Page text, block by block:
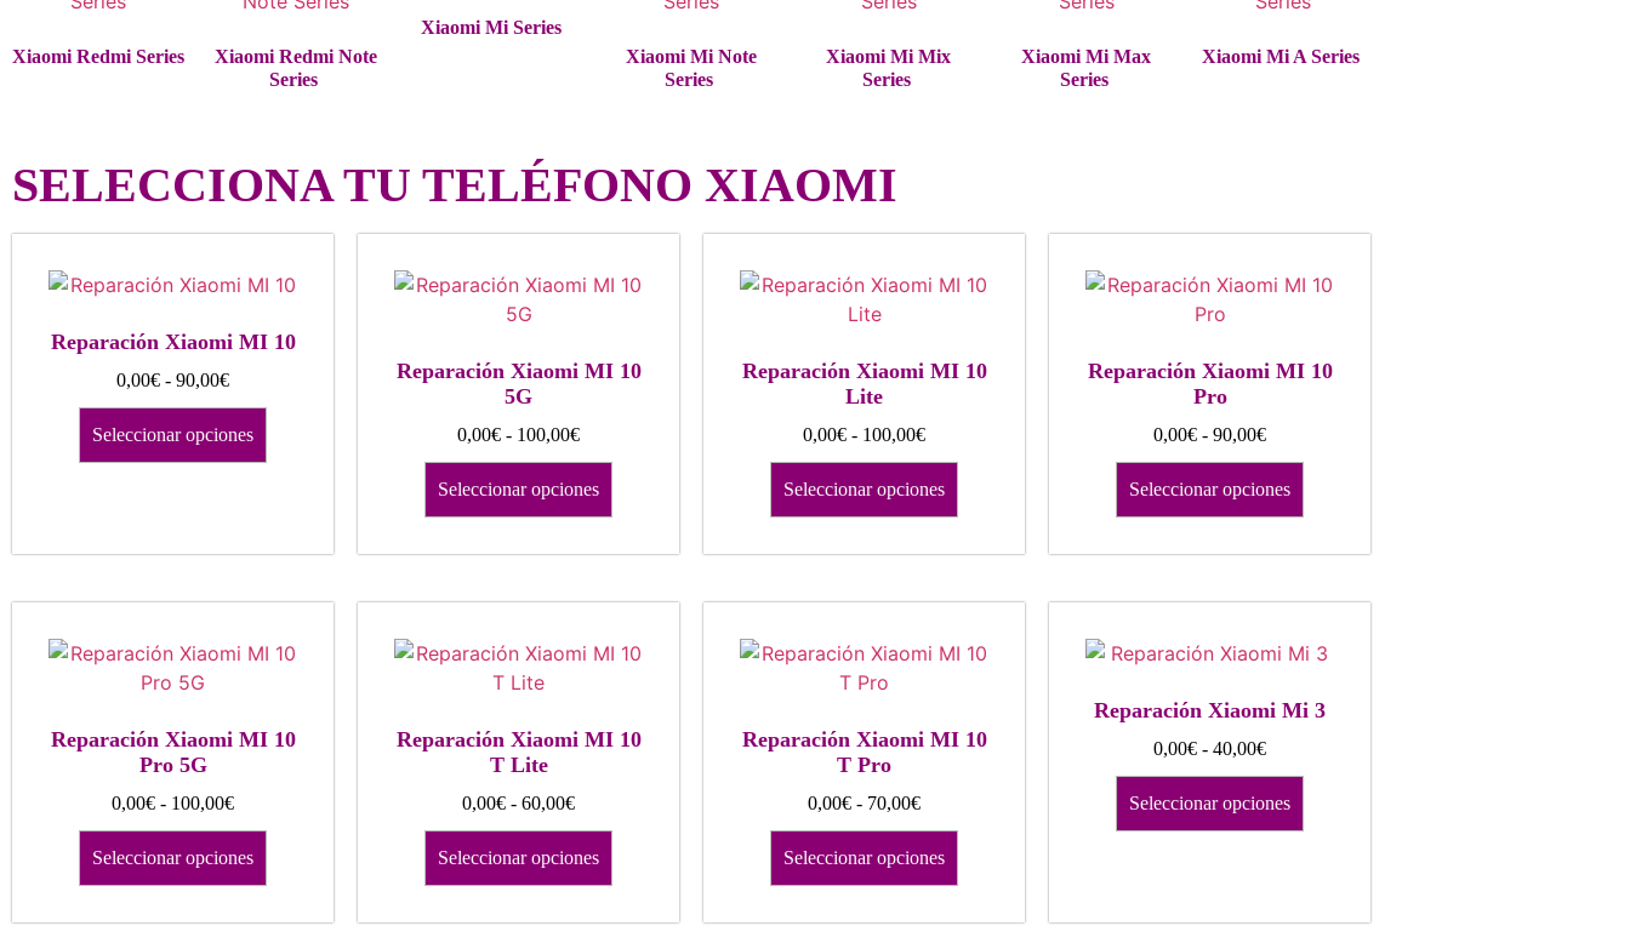
Xiaomi Redmi Series
Xiaomi Redmi Note
Series
Xiaomi Mi Series
Xiaomi Mi Note
Series
Xiaomi Mi Mix
Series
Xiaomi Mi Max
Series
Xiaomi Mi A Series
SELECCIONA TU TELÉFONO XIAOMI
Reparación Xiaomi MI 10
0,00€ - 90,00€
Seleccionar opciones
Reparación Xiaomi MI 10
5G
0,00€ - 100,00€
Seleccionar opciones
Reparación Xiaomi MI 10
Lite
0,00€ - 100,00€
Seleccionar opciones
Reparación Xiaomi MI 10
Pro
0,00€ - 90,00€
Seleccionar opciones
Reparación Xiaomi MI 10
Pro 5G
0,00€ - 100,00€
Seleccionar opciones
Reparación Xiaomi MI 10
T Lite
0,00€ - 60,00€
Seleccionar opciones
Reparación Xiaomi MI 10
T Pro
0,00€ - 70,00€
Seleccionar opciones
Reparación Xiaomi Mi 3
0,00€ - 40,00€
Seleccionar opciones